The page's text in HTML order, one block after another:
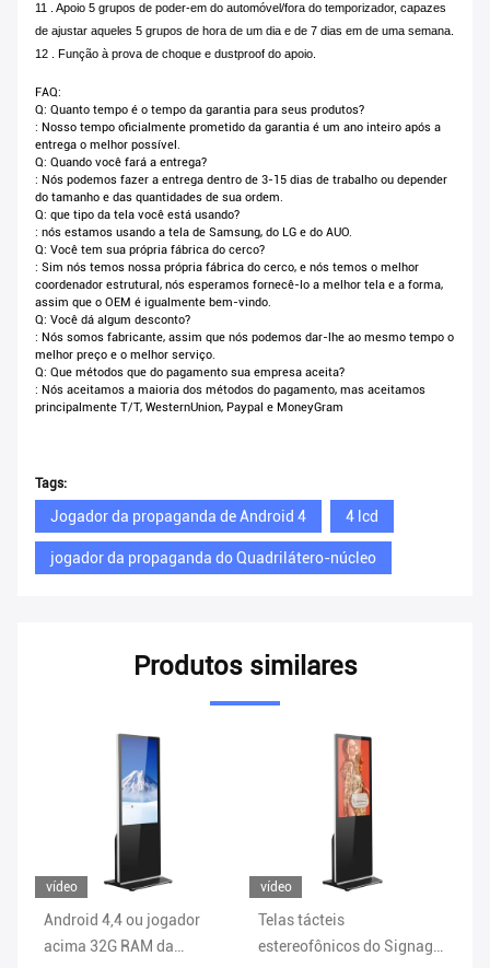
11 . Apoio 5 grupos de poder-em do automóvel/fora do temporizador, capazes
de ajustar aqueles 5 grupos de hora de um dia e de 7 dias em de uma semana.
12 . Função à prova de choque e dustproof do apoio.
FAQ:
Q: Quanto tempo é o tempo da garantia para seus produtos?
: Nosso tempo oficialmente prometido da garantia é um ano inteiro após a
entrega o melhor possível.
Q: Quando você fará a entrega?
: Nós podemos fazer a entrega dentro de 3-15 dias de trabalho ou depender
do tamanho e das quantidades de sua ordem.
Q: que tipo da tela você está usando?
: nós estamos usando a tela de Samsung, do LG e do AUO.
Q: Você tem sua própria fábrica do cerco?
: Sim nós temos nossa própria fábrica do cerco, e nós temos o melhor
coordenador estrutural, nós esperamos fornecê-lo a melhor tela e a forma,
assim que o OEM é igualmente bem-vindo.
Q: Você dá algum desconto?
: Nós somos fabricante, assim que nós podemos dar-lhe ao mesmo tempo o
melhor preço e o melhor serviço.
Q: Que métodos que do pagamento sua empresa aceita?
: Nós aceitamos a maioria dos métodos do pagamento, mas aceitamos
principalmente T/T, WesternUnion, Paypal e MoneyGram
Tags:
Jogador da propaganda de Android 4 4 lcd
jogador da propaganda do Quadrilátero-núcleo
Produtos similares
vídeo
Android 4,4 ou jogador
acima 32G RAM da
vídeo
Telas tácteis
estereofônicos do Signage